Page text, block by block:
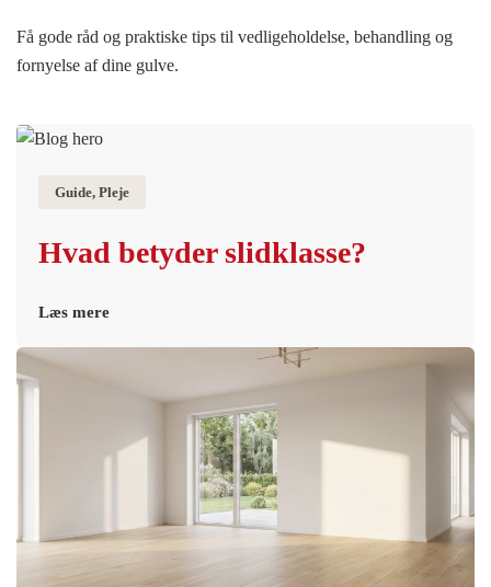
Få gode råd og praktiske tips til vedligeholdelse, behandling og
fornyelse af dine gulve.
Guide, Pleje
Hvad betyder slidklasse?
Læs mere